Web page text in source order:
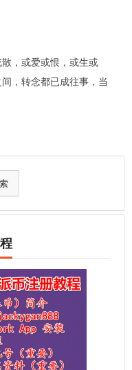
，或爱或恨，或生或
，转念都已成往事，当